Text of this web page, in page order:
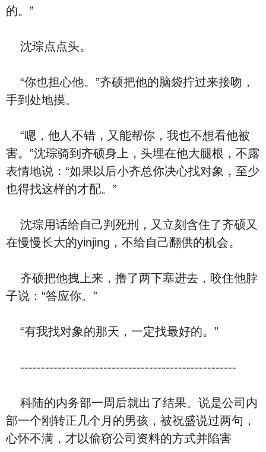
的。”
沈琮点点头。
“你也担心他。”齐硕把他的脑袋拧过来接吻，
手到处地摸。
“嗯，他人不错，又能帮你，我也不想看他被
害。”沈琮骑到齐硕身上，头埋在他大腿根，不露
表情地说：“如果以后小齐总你决心找对象，至少
也得找这样的才配。”
沈琮用话给自己判死刑，又立刻含住了齐硕又
在慢慢长大的yinjing，不给自己翻供的机会。
齐硕把他拽上来，撸了两下塞进去，咬住他脖
子说：“答应你。”
“有我找对象的那天，一定找最好的。”
----------------------------------------------------
科陆的内务部一周后就出了结果。说是公司内
部一个刚转正几个月的男孩，被祝盛说过两句，
心怀不满，才以偷窃公司资料的方式并陷害